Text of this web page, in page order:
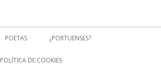
POETAS ¿PORTUENSES?
POLÍTICA DE COOKIES